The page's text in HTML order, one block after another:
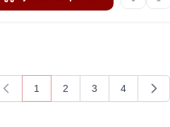
Vous lisez actuellement la page
1
Page
2
Page
3
Page
4